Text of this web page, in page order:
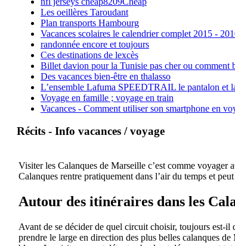
Les oeillères Taroudant
Plan transports Hambourg
Vacances scolaires le calendrier complet 2015 -
randonnée encore et toujours
Ces destinations de lexcès
Billet davion pour la Tunisie pas cher ou comment
Des vacances bien-être en thalasso
L’ensemble Lafuma SPEEDTRAIL le pantalon et
Voyage en famille ; voyage en train
Vacances - Comment utiliser son smartphone en
Récits - Info vacances / voyage
Visiter les Calanques de Marseille c’est comme voyager
Calanques rentre pratiquement dans l’air du temps et
Autour des itinéraires dans les
Avant de se décider de quel circuit choisir, toujours est-il
prendre le large en direction des plus belles calanques